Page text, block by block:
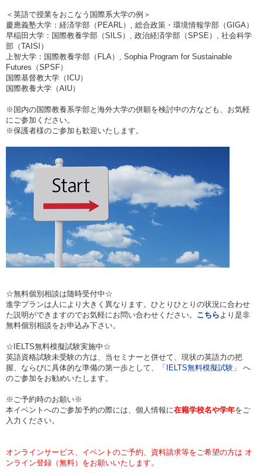
＜英語で授業をおこなう国際系大学の例＞
慶應義塾大学：経済学部（PEARL）, 総合政策・環境情報学部（GIGA）
早稲田大学：国際教養学部（SILS）, 政治経済学部（SPSE）, 社会科学
部（TAISI）
上智大学：国際教養学部（FLA）, Sophia Program for Sustainable
Futures（SPSF）
国際基督教大学（ICU）
国際教養大学（AIU）
※国内の国際教養系学部と海外大学の併願を検討中の方なども、お気軽
にご参加ください。
※保護者様のご参加も歓迎いたします。
☆無料個別相談は随時受付中☆
進学プランは人により大きく異なります。ひとりひとりの状況に合わせ
た説明ができますのでお気軽にお問い合わせください。 こちらより是非
無料個別相談をお申込み下さい。
☆IELTS無料模擬試験実施中☆
英語資格試験未受験の方は、当セミナーと併せて、現状の英語力の把
握、ならびに具体的な準備の第一歩として、「
IELTS無料模擬試験 」 へ
のご参加をお勧めいたします。
※ご予約時のお願い※
本イベントへのご参加予約の際には、個人情報に在籍学校名や学年をご
入力ください。
オンラインサービス、イベントのご予約、資料請求等をご希望の方は オ
ンライン登録（無料）をお願いいたします。